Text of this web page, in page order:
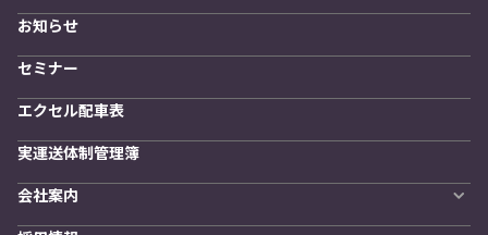
物流拠点最適化
開発者向けサービス
お知らせ
セミナー
エクセル配車表
実運送体制管理簿
会社案内